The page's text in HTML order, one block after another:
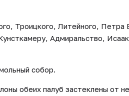
Троицкого, Литейного, Петра
Адмиральство,
собор.
обеих палуб застеклены от